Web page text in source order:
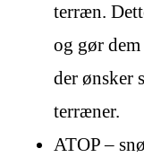
terræn.
og gør
der ønsker
terræner.
ATOP –